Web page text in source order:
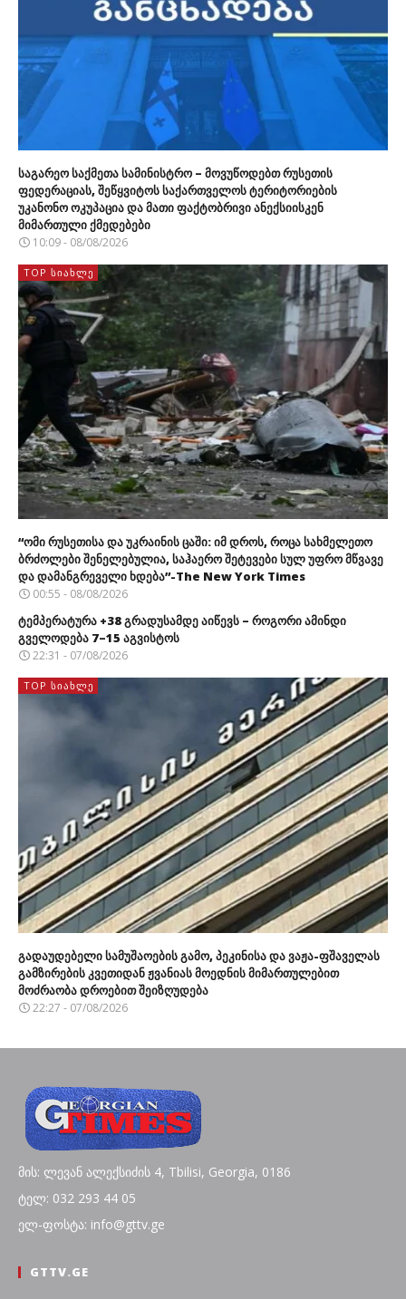
საგარეო საქმეთა სამინისტრო – მოვუწოდებთ რუსეთის
ფედერაციას, შეწყვიტოს საქართველოს ტერიტორიების
უკანონო ოკუპაცია და მათი ფაქტობრივი ანექსიისკენ
მიმართული ქმედებები
10:09 - 08/08/2026
TOP ᲡᲘᲐᲮᲚᲔ
“ომი რუსეთისა და უკრაინის ცაში: იმ დროს, როცა სახმელეთო
ბრძოლები შენელებულია, საჰაერო შეტევები სულ უფრო მწვავე
და დამანგრეველი ხდება”-The New York Times
00:55 - 08/08/2026
ტემპერატურა +38 გრადუსამდე აიწევს – როგორი ამინდი
გველოდება 7–15 აგვისტოს
22:31 - 07/08/2026
TOP ᲡᲘᲐᲮᲚᲔ
გადაუდებელი სამუშაოების გამო, პეკინისა და ვაჟა-ფშაველას
გამზირების კვეთიდან ჟვანიას მოედნის მიმართულებით
მოძრაობა დროებით შეიზღუდება
22:27 - 07/08/2026
მის: ლევან ალექსიძის 4, Tbilisi, Georgia, 0186
ტელ: 032 293 44 05
ელ-ფოსტა: info@gttv.ge
GTTV.GE